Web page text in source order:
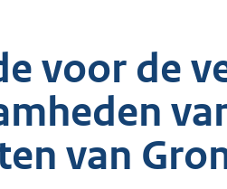
voor de
van